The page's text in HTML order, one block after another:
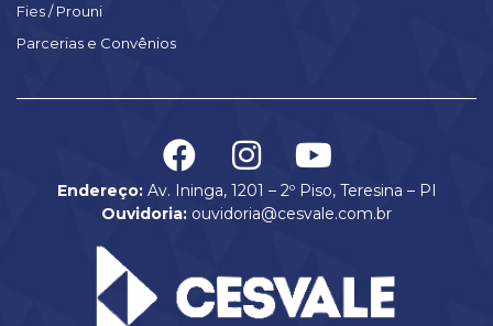
Fies / Prouni
Parcerias e Convênios
Endereço:Av. Ininga, 1201 – 2º Piso, Teresina – PI
Ouvidoria: ouvidoria@cesvale.com.br